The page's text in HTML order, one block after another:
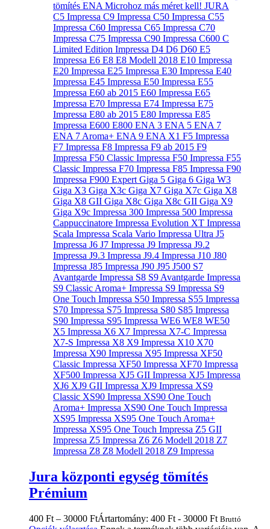
Jura központi egység tömítés
Prémium
400 Ft – 30000 FtÁrtartomány: 400 Ft - 30000 Ft Bruttó